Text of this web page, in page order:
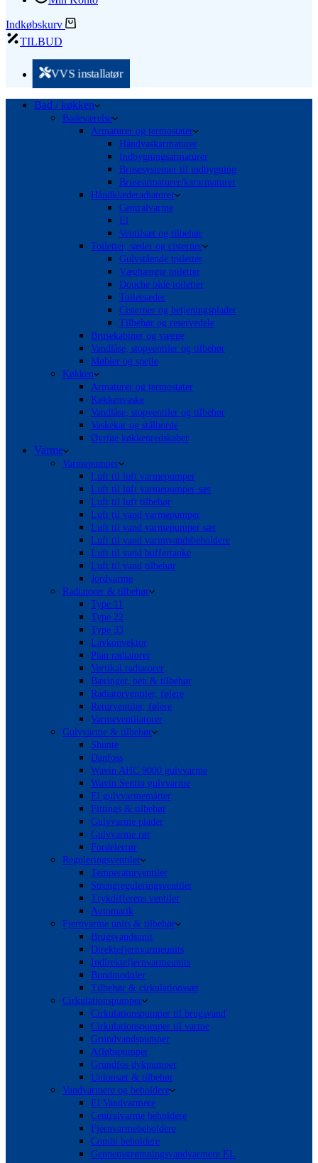
Indkøbskurv
TILBUD
VVS installatør
Bad / køkken
Badeværelse
Armaturer og termostater
Håndvaskarmaturer
Indbygningsarmaturer
Brusesystemer til indbygning
Brusearmaturer/kararmaturer
Håndklæderadiatorer
Centralvarme
El
Ventilsæt og tilbehør
Toiletter, sæder og cisterner
Gulvstående toiletter
Væghængte toiletter
Douche bide toiletter
Toiletsæder
Cisterner og betjeningsplader
Tilbehør og reservedele
Brusekabiner og vægge
Vandlåse, stopventiler og tilbehør
Møbler og spejle
Køkken
Armaturer og termostater
Køkkenvaske
Vandlåse, stopventiler og tilbehør
Vaskekar og stålborde
Øvrige køkkenredskaber
Varme
Varmepumper
Luft til luft varmepumper
Luft til luft varmepumper sæt
Luft til luft tilbehør
Luft til vand varmepumper
Luft til vand varmepumper sæt
Luft til vand varmtvandsbeholdere
Luft til vand buffertanke
Luft til vand tilbehør
Jordvarme
Radiatorer & tilbehør
Type 11
Type 22
Type 33
Lavkonvektor
Plan radiatorer
Vertikal radiatorer
Bæringer, ben & tilbehør
Radiatorventiler, følere
Returventiler, følere
Varmeventilatorer
Gulvvarme & tilbehør
Shunte
Danfoss
Wavin AHC 9000 gulvvarme
Wavin Sentio gulvvarme
El gulvvarmemåtter
Fittings & tilbehør
Gulvvarme plader
Gulvvarme rør
Fordelerrør
Reguleringsventiler
Temperaturventiler
Strengreguleringsventiler
Trykdifferens ventiler
Automatik
Fjernvarme units & tilbehør
Brugsvandsunit
Direktefjernvarmeunits
Indirektefjernvarmeunits
Bundmoduler
Tilbehør & cirkulationssæt
Cirkulationspumper
Cirkulationspumper til brugsvand
Cirkulationspumper til varme
Grundvandspumper
Afløbspumper
Grundfos dykpumper
Unionsæt & tilbehør
Vandvarmere og beholdere
El Vandvarmere
Centralvarme beholdere
Fjernvarmebeholdere
Combi beholdere
Gennemstrømningsvandvarmere EL